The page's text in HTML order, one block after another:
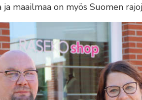
ja maailmaa on myös Suomen